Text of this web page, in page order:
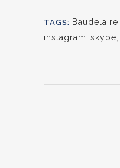
TAGS: Baudelaire,
instagram, skype,